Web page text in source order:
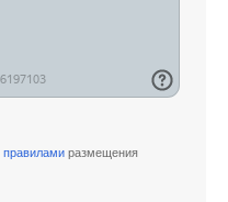
правилами размещения